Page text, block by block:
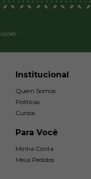
Institucional
Quem Somos
Políticas
Cursos
Para Você
Minha Conta
Meus Pedidos